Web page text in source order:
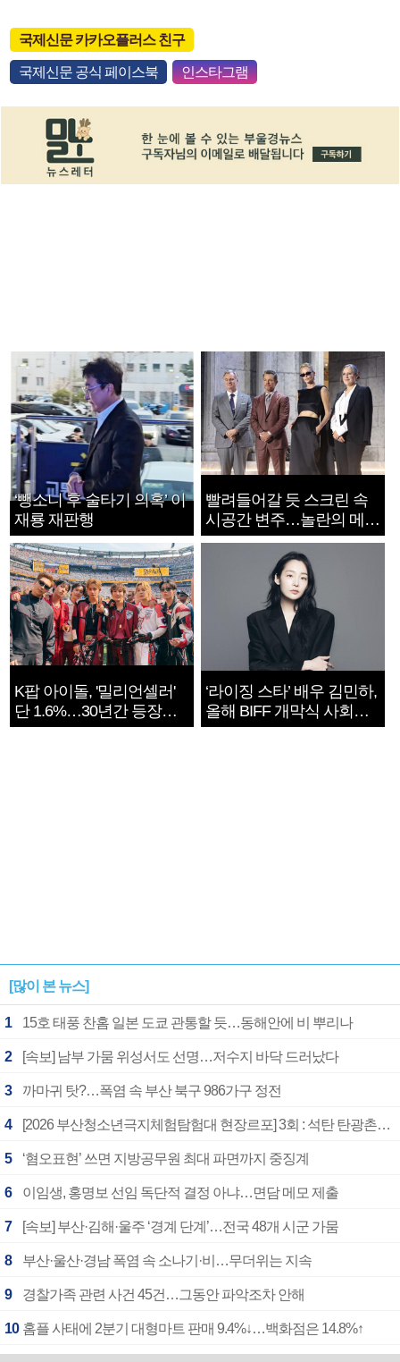
국제신문 카카오플러스 친구
국제신문 공식 페이스북 인스타그램
‘뺑소니 후 술타기 의혹’ 이
재룡 재판행
빨려들어갈 듯 스크린 속
시공간 변주…놀란의 메시
지는 ‘전쟁 속죄’
K팝 아이돌, '밀리언셀러'
단 1.6%…30년간 등장
1182개팀 전수조사
‘라이징 스타’ 배우 김민하,
올해 BIFF 개막식 사회자
확정
[많이 본 뉴스]
1 15호 태풍 찬홈 일본 도쿄 관통할 듯…동해안에 비 뿌리나
2 [속보] 남부 가뭄 위성서도 선명…저수지 바닥 드러났다
3 까마귀 탓?…폭염 속 부산 북구 986가구 정전
4 [2026 부산청소년극지체험탐험대 현장르포] 3회 : 석탄 탄광촌에서 북극 연구의 중심지로
5 ‘혐오표현’ 쓰면 지방공무원 최대 파면까지 중징계
6 이임생, 홍명보 선임 독단적 결정 아냐…면담 메모 제출
7 [속보] 부산·김해·울주 ‘경계 단계’…전국 48개 시군 가뭄
8 부산·울산·경남 폭염 속 소나기·비…무더위는 지속
9 경찰가족 관련 사건 45건…그동안 파악조차 안해
10 홈플 사태에 2분기 대형마트 판매 9.4%↓…백화점은 14.8%↑